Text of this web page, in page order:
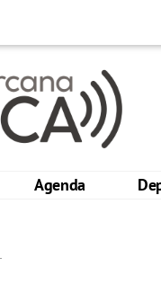
Agenda